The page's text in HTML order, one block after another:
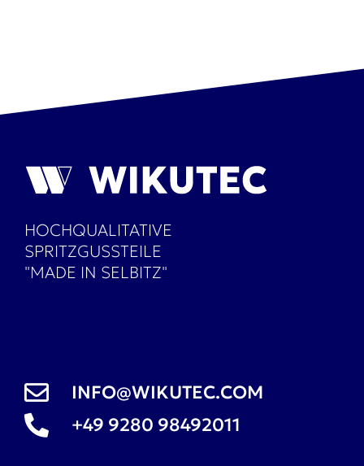
HOCHQUALITATIVE
SPRITZGUSSTEILE
"MADE IN SELBITZ"
INFO@WIKUTEC.COM
+49 9280 98492011